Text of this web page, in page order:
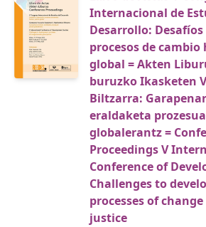
Internacional de
Desarrollo:
procesos de
global = Akten
buruzko Ikasketen
Biltzarra:
eraldaketa
globalerantz =
Proceedings V
Conference of
Challenges to
processes of
justice